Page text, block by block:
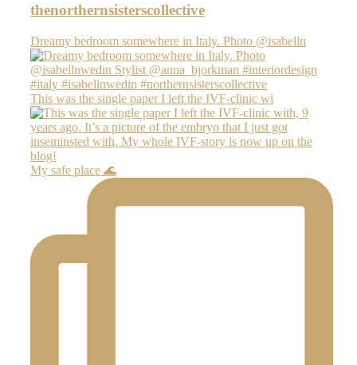
thenorthernsisterscollective
Dreamy bedroom somewhere in Italy. Photo @isabelln
This was the single paper I left the IVF-clinic wi
My safe place 🌊